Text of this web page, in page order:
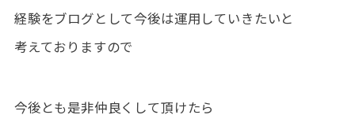
経験をブログとして今後は運用していきたいと
考えておりますので
今後とも是非仲良くして頂けたら